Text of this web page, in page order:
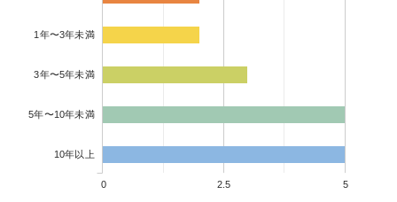
1年〜3年未満
3年〜5年未満
5年〜10年未満
10年以上
0 2.5 5